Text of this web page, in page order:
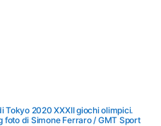
Tokyo 2020 XXXII giochi olimpici.
foto di Simone Ferraro / GMT Sport